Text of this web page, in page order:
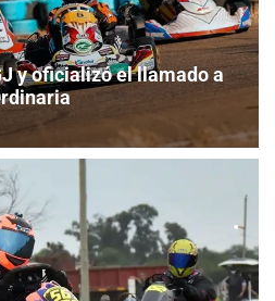
y oficializó el llamado a